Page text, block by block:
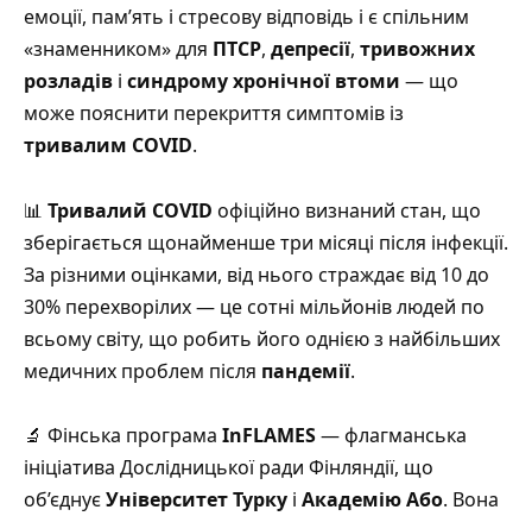
емоції, пам’ять і стресову відповідь і є спільним
«знаменником» для ПТСР, депресії, тривожних
розладів і синдрому хронічної втоми — що
може пояснити перекриття симптомів із
тривалим COVID.
📊 Тривалий COVID офіційно визнаний стан, що
зберігається щонайменше три місяці після інфекції.
За різними оцінками, від нього страждає від 10 до
30% перехворілих— це сотні мільйонів людей по
всьому світу, що робить його однією з найбільших
медичних проблем після пандемії.
🔬 Фінська програма InFLAMES— флагманська
ініціатива Дослідницької ради Фінляндії, що
об’єднуєУніверситет Турку і Академію Або. Вона